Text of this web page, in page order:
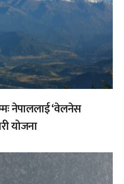
नेपाललाई ‘वेलनेस
योजना